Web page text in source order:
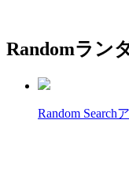
Randomラン
Random Search